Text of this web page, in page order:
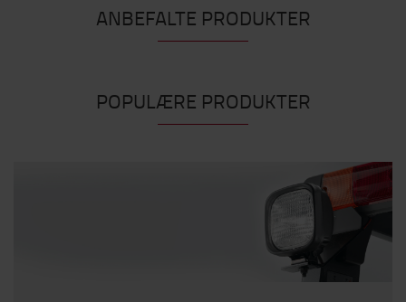
ANBEFALTE PRODUKTER
POPULÆRE PRODUKTER